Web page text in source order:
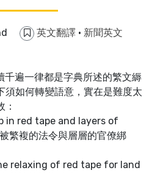
英文翻譯 · 新聞英文
遍一律都是字典所述的繁文縟
須如何轉變語意，實在是難度太
in red tape and layers of
繁複的法令與層層的官僚綁
relaxing of red tape for land